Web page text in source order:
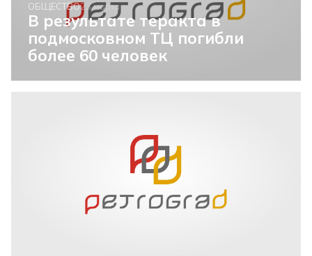
ОБЩЕСТВО23 марта
В результате теракта в
подмосковном ТЦ погибли
более 60 человек